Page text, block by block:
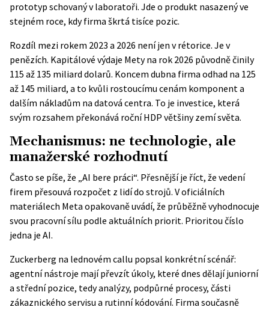
prototyp schovaný v laboratoři. Jde o produkt nasazený ve
stejném roce, kdy firma škrtá tisíce pozic.
Rozdíl mezi rokem 2023 a 2026 není jen v rétorice. Je v
penězích. Kapitálové výdaje Mety na rok 2026 původně činily
115 až 135 miliard dolarů. Koncem dubna firma odhad na 125
až 145 miliard, a to kvůli rostoucímu cenám komponent a
dalším nákladům na datová centra. To je investice, která
svým rozsahem překonává roční HDP většiny zemí světa.
Mechanismus: ne technologie, ale
manažerské rozhodnutí
Často se píše, že „AI bere práci“. Přesnější je říct, že vedení
firem přesouvá rozpočet z lidí do strojů. V oficiálních
materiálech Meta opakovaně uvádí, že průběžně vyhodnocuje
svou pracovní sílu podle aktuálních priorit. Prioritou číslo
jedna je AI.
Zuckerberg na lednovém callu popsal konkrétní scénář:
agentní nástroje mají převzít úkoly, které dnes dělají juniorní
a střední pozice, tedy analýzy, podpůrné procesy, části
zákaznického servisu a rutinní kódování. Firma současně